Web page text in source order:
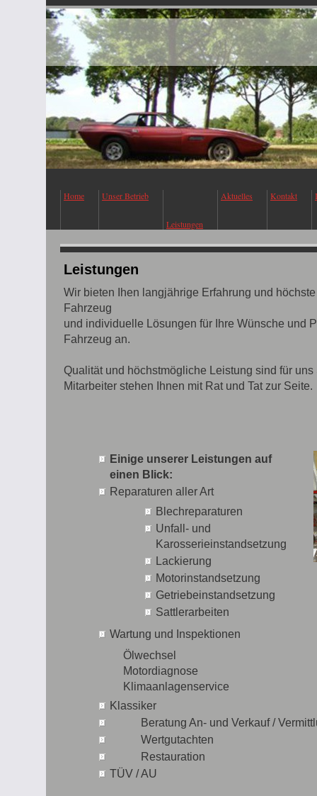
Home Unser Betrieb
Leistungen
Aktuelles Kontakt
Leistungen
Wir bieten Ihen langjährige Erfahrung und
Fahrzeug
und individuelle Lösungen für Ihre Wünsche und
Fahrzeug an.
Qualität und höchstmögliche Leistung sind für
Mitarbeiter stehen Ihnen mit Rat und Tat zur Seite.
Einige unserer Leistungen auf
einen Blick:
Reparaturen aller Art
Blechreparaturen
Unfall- und
Karosserieinstandsetzung
Lackierung
Motorinstandsetzung
Getriebeinstandsetzung
Sattlerarbeiten
Wartung und Inspektionen
Ölwechsel
Motordiagnose
Klimaanlagenservice
Klassiker
Beratung An- und Verkauf /
Wertgutachten
Restauration
TÜV / AU